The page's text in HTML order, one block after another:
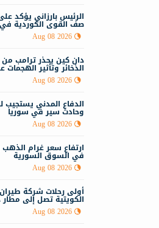
الرئيس بارزاني يؤكد
صف القوى الكوردية
Aug 08 2026
دان كين يحذر ترامب
الذخائر وتأثير
Aug 08 2026
وحادث سير في سوريا
Aug 08 2026
في السوق السورية
Aug 08 2026
أولى رحلات شركة طيران
الكويتية تصل إلى مطار
Aug 08 2026